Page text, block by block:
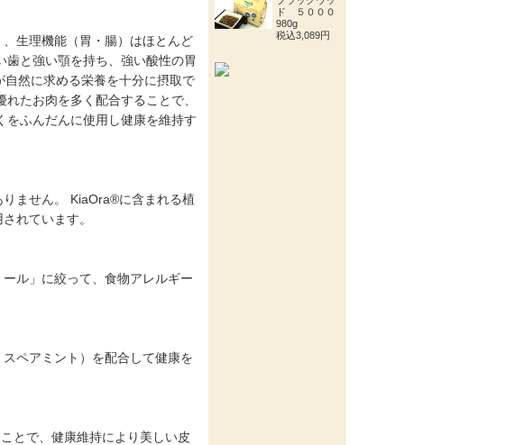
生理機能（胃・腸）はほとんど
と強い顎を持ち、強い酸性の胃
然に求める栄養を十分に摂取で
たお肉を多く配合することで、
ふんだんに使用し健康を維持す
ません。 KiaOra®に含まれる植
れています。
ル」に絞って、食物アレルギー
ペアミント）を配合して健康を
とで、健康維持により美しい皮
ド ５０００
980g
税込3,089円